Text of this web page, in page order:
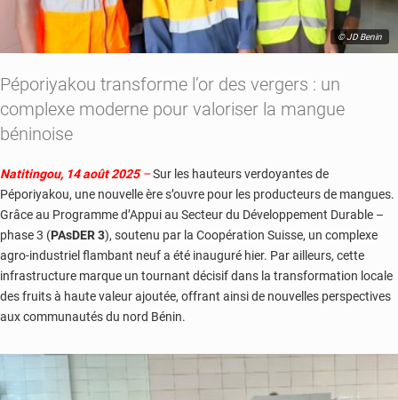
© JD Benin
Péporiyakou transforme l’or des vergers : un
complexe moderne pour valoriser la mangue
béninoise
Natitingou, 14 août 2025–Sur les hauteurs verdoyantes de
Péporiyakou, une nouvelle ère s’ouvre pour les producteurs de mangues.
Grâce au Programme d’Appui au Secteur du Développement Durable –
phase 3 (PAsDER 3), soutenu par la Coopération Suisse, un complexe
agro-industriel flambant neuf a été inauguré hier. Par ailleurs, cette
infrastructure marque un tournant décisif dans la transformation locale
des fruits à haute valeur ajoutée, offrant ainsi de nouvelles perspectives
aux communautés du nord Bénin.